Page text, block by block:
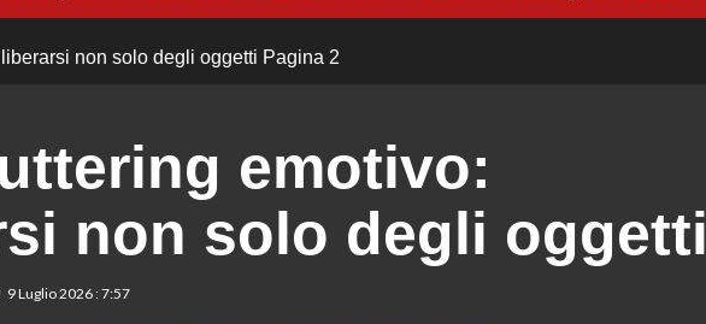
liberarsi non solo degli oggetti Pagina 2
emotivo:
non solo degli oggetti
9 Luglio 2026 : 7:57